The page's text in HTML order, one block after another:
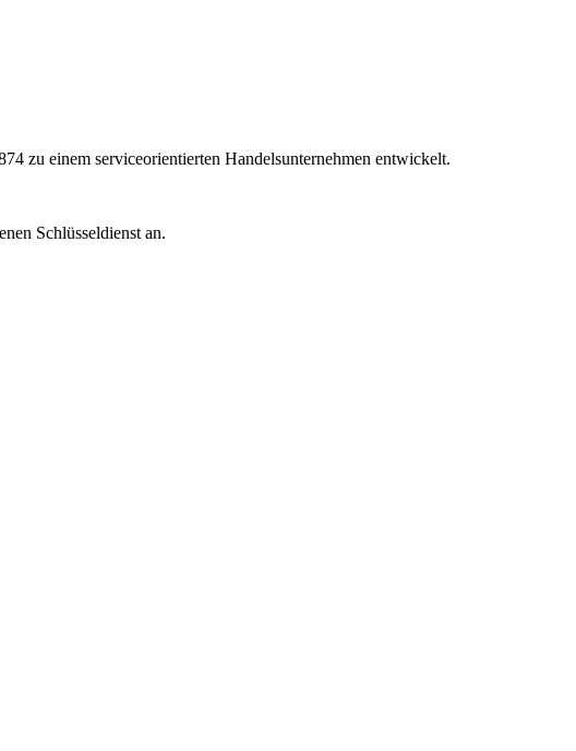
zu einem serviceorientierten Handelsunternehmen entwickelt.
Schlüsseldienst an.